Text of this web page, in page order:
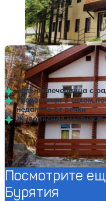
Профилей
Пансионат
3.918 отзывов
Ниловка
Бальнеолечебница с
Расположен в тихом
недалеко от речки
Живописная
Профилей лечения:4
Нет цен или
Посмотрите
Бурятия